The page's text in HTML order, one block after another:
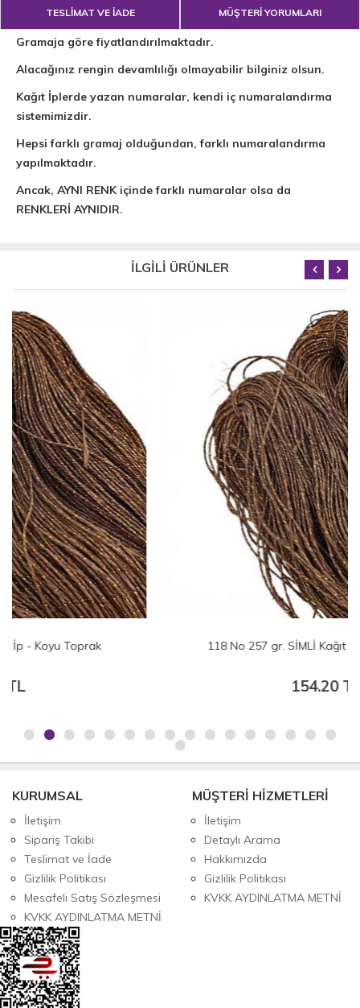
TESLİMAT VE İADE MÜŞTERİ YORUMLARI
Gramaja göre fiyatlandırılmaktadır.
Alacağınız rengin devamlılığı olmayabilir bilginiz olsun.
Kağıt İplerde yazan numaralar, kendi iç numaralandırma
sistemimizdir.
Hepsi farklı gramaj olduğundan, farklı numaralandırma
yapılmaktadır.
Ancak, AYNI RENK içinde farklı numaralar olsa da
RENKLERİ AYNIDIR.
İLGİLİ ÜRÜNLER
118 No 257 gr. SİMLİ Kağıt İp - Koyu Toprak
KURUMSAL
İletişim
Sipariş Takibi
Teslimat ve İade
Gizlilik Politikası
Mesafeli Satış Sözleşmesi
KVKK AYDINLATMA METNİ
MÜŞTERİ HİZMETLERİ
İletişim
Detaylı Arama
Hakkımızda
Gizlilik Politikası
KVKK AYDINLATMA METNİ